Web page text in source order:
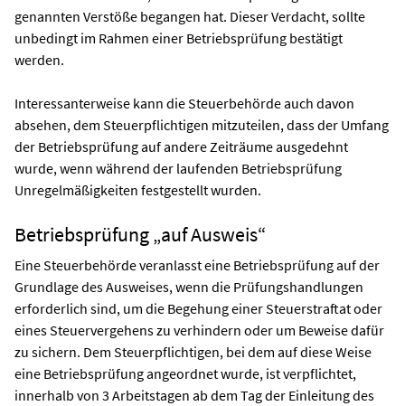
genannten Verstöße begangen hat. Dieser Verdacht, sollte
unbedingt im Rahmen einer Betriebsprüfung bestätigt
werden.
Interessanterweise kann die Steuerbehörde auch davon
absehen, dem Steuerpflichtigen mitzuteilen, dass der Umfang
der Betriebsprüfung auf andere Zeiträume ausgedehnt
wurde, wenn während der laufenden Betriebsprüfung
Unregelmäßigkeiten festgestellt wurden.
Betriebsprüfung „auf Ausweis“
Eine Steuerbehörde veranlasst eine Betriebsprüfung auf der
Grundlage des Ausweises, wenn die Prüfungshandlungen
erforderlich sind, um die Begehung einer Steuerstraftat oder
eines Steuervergehens zu verhindern oder um Beweise dafür
zu sichern. Dem Steuerpflichtigen, bei dem auf diese Weise
eine Betriebsprüfung angeordnet wurde, ist verpflichtet,
innerhalb von 3 Arbeitstagen ab dem Tag der Einleitung des